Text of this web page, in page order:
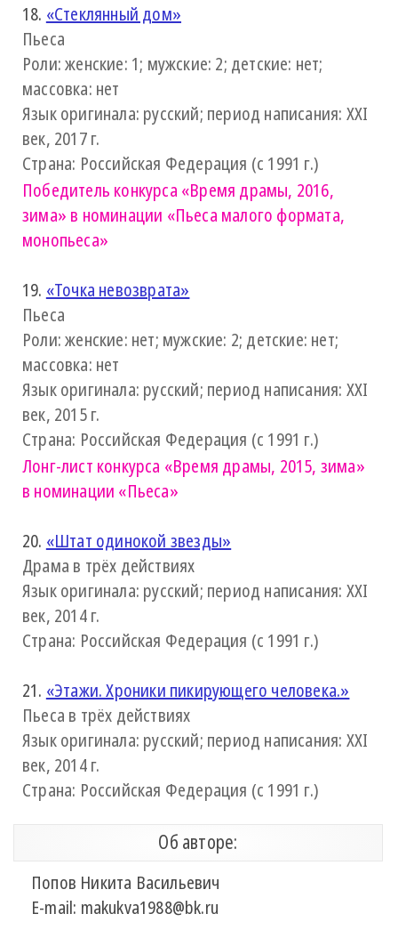
18. «Стеклянный дом»
Пьеса
Роли: женские: 1; мужские: 2; детские: нет;
массовка: нет
Язык оригинала: русский; период написания: XXI
век, 2017 г.
Страна: Российская Федерация (с 1991 г.)
Победитель конкурса «Время драмы, 2016,
зима» в номинации «Пьеса малого формата,
монопьеса»
19. «Точка невозврата»
Пьеса
Роли: женские: нет; мужские: 2; детские: нет;
массовка: нет
Язык оригинала: русский; период написания: XXI
век, 2015 г.
Страна: Российская Федерация (с 1991 г.)
Лонг-лист конкурса «Время драмы, 2015, зима»
в номинации «Пьеса»
20. «Штат одинокой звезды»
Драма в трёх действиях
Язык оригинала: русский; период написания: XXI
век, 2014 г.
Страна: Российская Федерация (с 1991 г.)
21. «Этажи. Хроники пикирующего человека.»
Пьеса в трёх действиях
Язык оригинала: русский; период написания: XXI
век, 2014 г.
Страна: Российская Федерация (с 1991 г.)
Об авторе:
Попов Никита Васильевич
Е-mail: makukva1988@bk.ru